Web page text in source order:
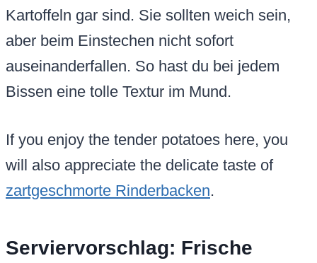
Kartoffeln gar sind. Sie sollten weich sein,
aber beim Einstechen nicht sofort
auseinanderfallen. So hast du bei jedem
Bissen eine tolle Textur im Mund.
If you enjoy the tender potatoes here, you
will also appreciate the delicate taste of
zartgeschmorte Rinderbacken.
Serviervorschlag: Frische